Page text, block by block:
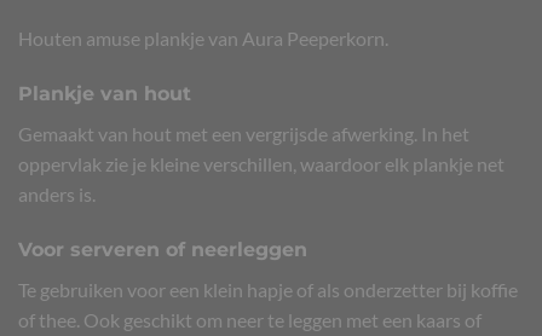
Houten amuse plankje van Aura Peeperkorn.
Plankje van hout
Gemaakt van hout met een vergrijsde afwerking. In het
oppervlak zie je kleine verschillen, waardoor elk plankje net
anders is.
Voor serveren of neerleggen
Te gebruiken voor een klein hapje of als onderzetter bij koffie
of thee. Ook geschikt om neer te leggen met een kaars of